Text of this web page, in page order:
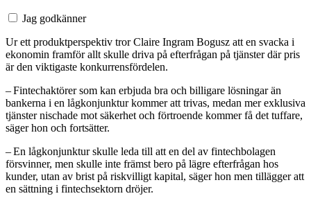
Jag godkänner
Ur ett produktperspektiv tror Claire Ingram Bogusz att en svacka i
ekonomin framför allt skulle driva på efterfrågan på tjänster där pris
är den viktigaste konkurrensfördelen.
– Fintechaktörer som kan erbjuda bra och billigare lösningar än
bankerna i en lågkonjunktur kommer att trivas, medan mer exklusiva
tjänster nischade mot säkerhet och förtroende kommer få det tuffare,
säger hon och fortsätter.
– En lågkonjunktur skulle leda till att en del av fintechbolagen
försvinner, men skulle inte främst bero på lägre efterfrågan hos
kunder, utan av brist på riskvilligt kapital, säger hon men tillägger att
en sättning i fintechsektorn dröjer.